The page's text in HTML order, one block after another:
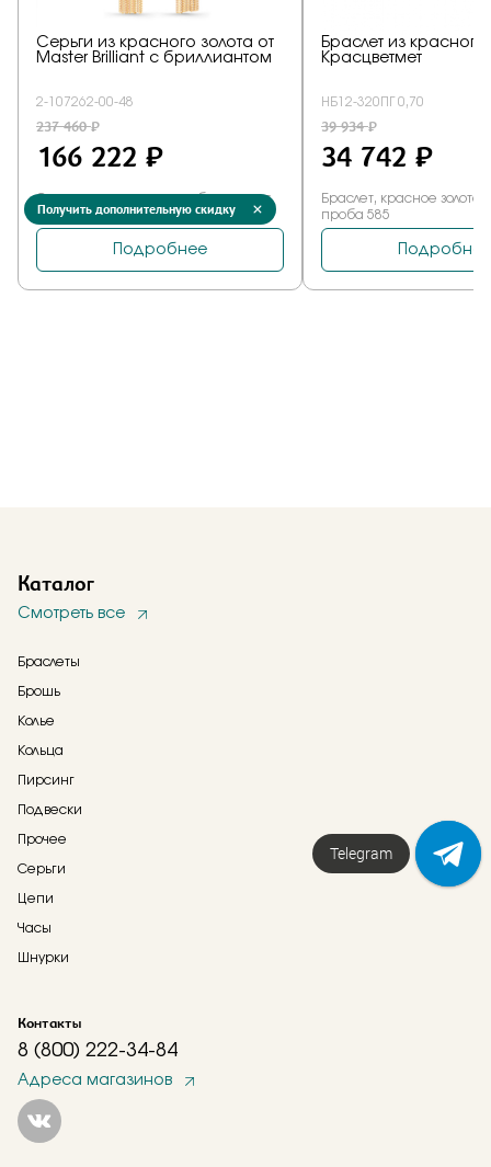
Каталог
Смотреть все
Браслеты
Брошь
Колье
Кольца
Пирсинг
Подвески
Прочее
Серьги
Цепи
Часы
Шнурки
Контакты
8 (800) 222-34-84
Адреса магазинов
Получить дополнительную скидку
Telegram
Напишите нам!